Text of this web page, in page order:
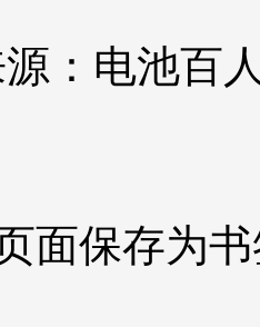
：电池百
面保存为